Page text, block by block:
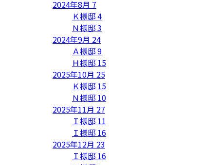
2024年8月 7
Ｋ様邸4
Ｎ様邸3
2024年9月 24
Ａ様邸9
Ｈ様邸 15
2025年10月 25
Ｋ様邸 15
Ｎ様邸 10
2025年11月 27
Ｉ様邸 11
Ｉ様邸 16
2025年12月 23
Ｉ様邸 16